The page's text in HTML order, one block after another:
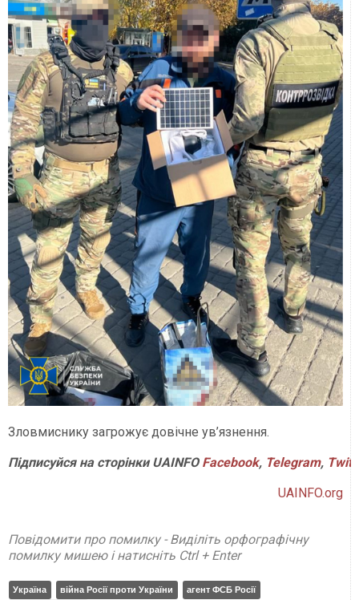
Зловмиснику загрожує довічне ув’язнення.
Підписуйся на сторінки UAINFO Facebook, Telegram,
UAINFO.org
Повідомити про помилку - Виділіть орфографічну
помилку мишею і натисніть Ctrl + Enter
Україна війна Росії проти України
агент ФСБ Росії